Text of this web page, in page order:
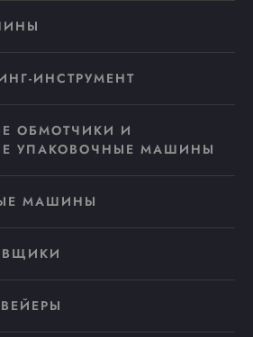
ИНСТРУМЕНТ
ОБМОТЧИКИ И
УПАКОВОЧНЫЕ МАШИНЫ
МАШИНЫ